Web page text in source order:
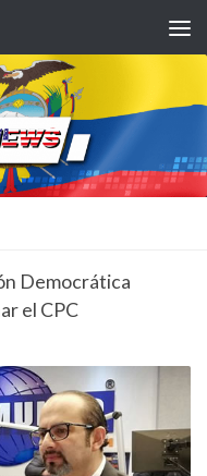
Democrática
el CPC